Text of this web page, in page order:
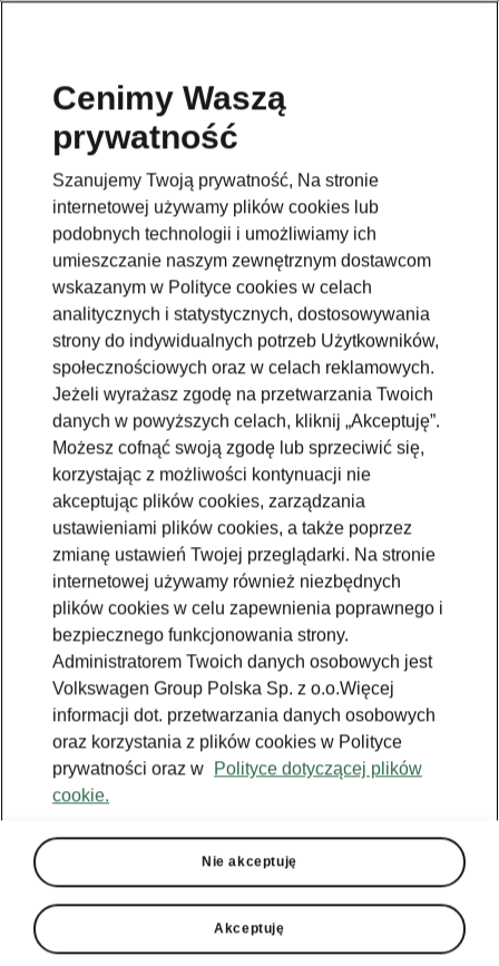
Cenimy Waszą
prywatność
Szanujemy Twoją prywatność, Na stronie
internetowej używamy plików cookies lub
podobnych technologii i umożliwiamy ich
umieszczanie naszym zewnętrznym dostawcom
wskazanym w Polityce cookies w celach
analitycznych i statystycznych, dostosowywania
strony do indywidualnych potrzeb Użytkowników,
społecznościowych oraz w celach reklamowych.
Jeżeli wyrażasz zgodę na przetwarzania Twoich
danych w powyższych celach, kliknij „Akceptuję”.
Możesz cofnąć swoją zgodę lub sprzeciwić się,
korzystając z możliwości kontynuacji nie
akceptując plików cookies, zarządzania
ustawieniami plików cookies, a także poprzez
zmianę ustawień Twojej przeglądarki. Na stronie
internetowej używamy również niezbędnych
plików cookies w celu zapewnienia poprawnego i
bezpiecznego funkcjonowania strony.
Administratorem Twoich danych osobowych jest
Volkswagen Group Polska Sp. z o.o.Więcej
informacji dot. przetwarzania danych osobowych
oraz korzystania z plików cookies w Polityce
prywatności oraz w Polityce dotyczącej plików
cookie.
Nie akceptuję
Akceptuję